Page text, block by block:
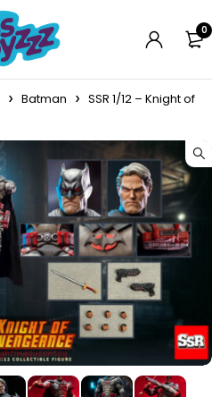
0
Batman
SSR 1/12 – Knight of